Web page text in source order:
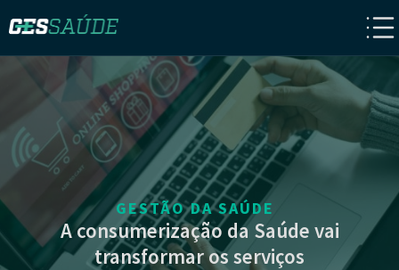
GESTÃO DA SAÚDE
A consumerização da Saúde vai
transformar os serviços